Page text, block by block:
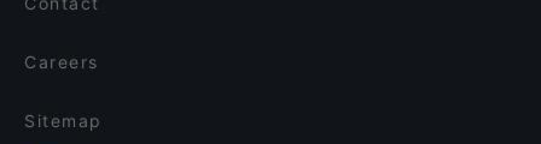
Careers
Sitemap